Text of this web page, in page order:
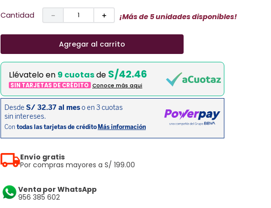
Cantidad ＋
－ ¡Más de 5 unidades disponibles!
Agregar al carrito
Llévatelo en 9 cuotasde S/42.46
SIN TARJETAS DE CRÉDITO Conoce más aqui
Envío gratis
Por compras mayores a S/ 199.00
Venta por WhatsApp
956 385 602